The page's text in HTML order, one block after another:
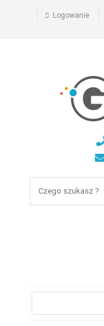
Logowanie